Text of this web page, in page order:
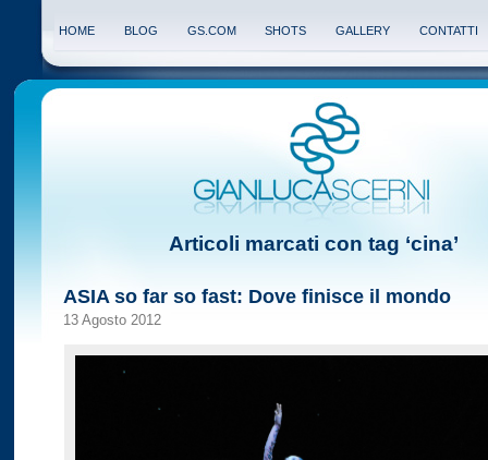
HOME BLOG GS.COM SHOTS GALLERY CONTATTI
Articoli marcati con tag ‘cina’
ASIA so far so fast: Dove finisce il mondo
13 Agosto 2012